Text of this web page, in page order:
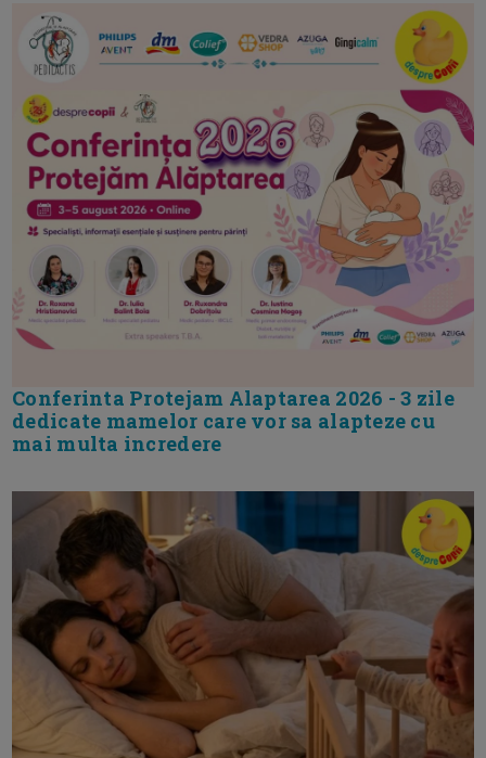
Conferinta Protejam Alaptarea 2026 - 3 zile
dedicate mamelor care vor sa alapteze cu
mai multa incredere